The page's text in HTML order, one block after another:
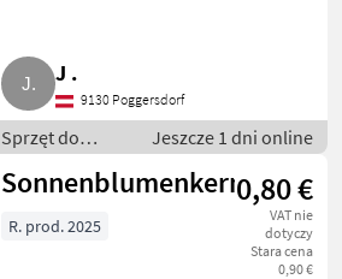
J .
9130 Poggersdorf
Sprzęt do
sprzedaży
pośredniej /
sprzedaży
Jeszcze 1 dni online
Sonnenblumenkerne0,80 €
VAT nie
dotyczy
Stara cena
0,90 €
R. prod. 2025